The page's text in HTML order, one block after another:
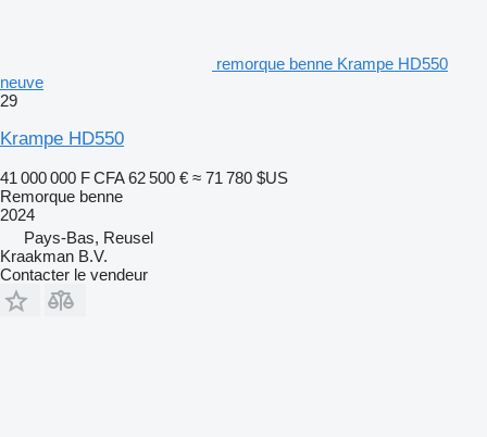
remorque benne Krampe HD550
neuve
29
Krampe HD550
41 000 000 F CFA 62 500 € ≈ 71 780 $US
Remorque benne
2024
Pays-Bas, Reusel
Kraakman B.V.
Contacter le vendeur